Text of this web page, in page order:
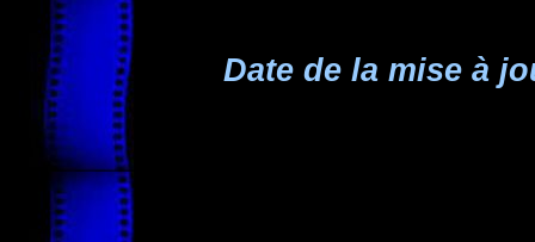
Date de la mise à